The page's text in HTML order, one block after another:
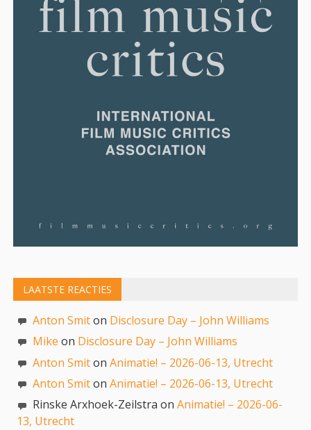
LAATSTE REACTIES
Anton Smiton Disclosure Day – John Williams
Mike on Disclosure Day – John Williams
Anton SmitonAnimatie! – 2026-06-13, Utrecht
Anton SmitonAnimatie! – 2026-06-13, Utrecht
Rinske Arxhoek-Zeilstra onAnimatie! – 2026-06-
13, Utrecht